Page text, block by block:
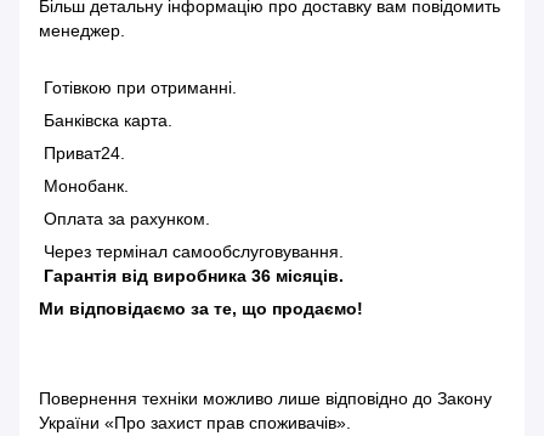
Більш детальну інформацію про доставку вам повідомить
менеджер.
Готівкою при отриманні.
Банківска карта.
Приват24.
Монобанк.
Оплата за рахунком.
Через термінал самообслуговування.
Гарантія від виробника 36 місяців.
Ми відповідаємо за те, що продаємо!
Повернення техніки можливо лише відповідно до Закону
України «Про захист прав споживачів»